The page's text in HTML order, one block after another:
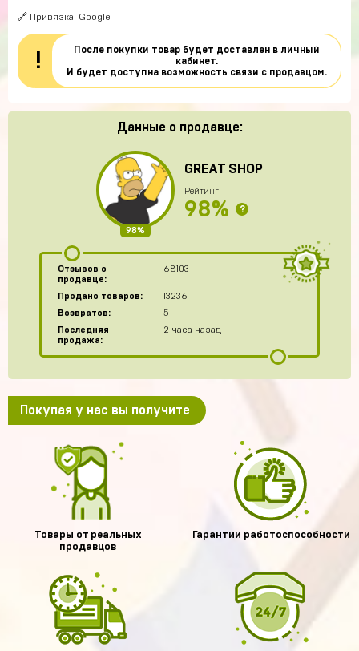
🔗 Привязка: Google
!
После покупки товар будет доставлен в личный
кабинет.
И будет доступна возможность связи с продавцом.
Данные о продавце:
98%
GREAT SHOP
Рейтинг:
98% ?
Отзывов о
продавце:
68103
Продано товаров:
13236
Возвратов:
5
Последняя
продажа:
2 часа назад
Покупая у нас вы получите
Товары от реальных
продавцов
Гарантии работоспособности